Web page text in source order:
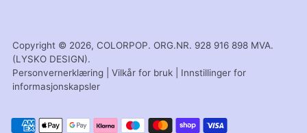
Copyright © 2026, COLORPOP. ORG.NR. 928 916 898 MVA.
(LYSKO DESIGN).
Personvernerklæring
Vilkår for bruk
Innstillinger for
informasjonskapsler